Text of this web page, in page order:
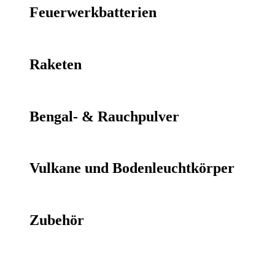
Feuerwerkbatterien
Raketen
Bengal- & Rauchpulver
Vulkane und Bodenleuchtkörper
Zubehör